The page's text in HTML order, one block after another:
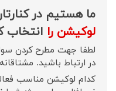
ما هستیم در
لوکیشن را انتخاب
لطفا جهت مطرح کردن
در ارتباط باشید.
کدام لوکیشن مناسب